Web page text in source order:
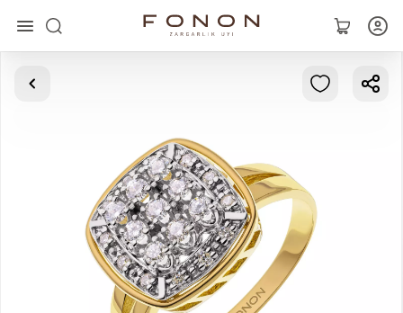
Главная